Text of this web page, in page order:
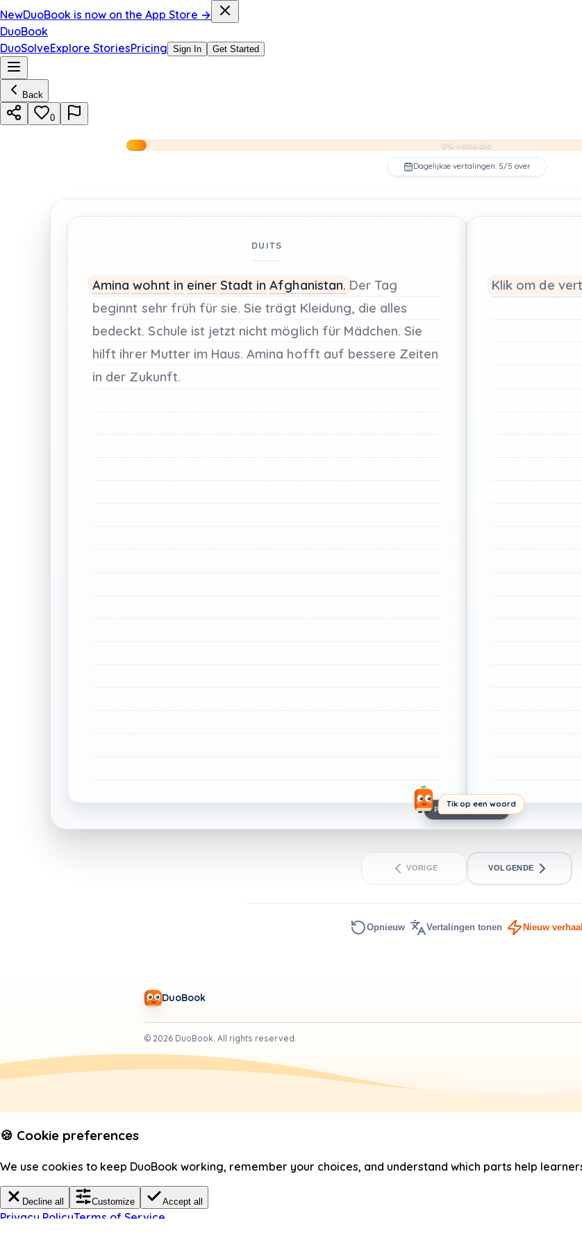
NewDuoBook is now on the App Store →
DuoBook
DuoSolveExplore StoriesPricing Sign In Get Started
Back
0
0% voltooid
Dagelijkse vertalingen: 5/5 over
Tik op een woord
DUITS
Amina wohnt in einer Stadt in Afghanistan. Der Tag
beginnt sehr früh für sie. Sie trägt Kleidung, die alles
bedeckt. Schule ist jetzt nicht möglich für Mädchen. Sie
hilft ihrer Mutter im Haus. Amina hofft auf bessere Zeiten
in der Zukunft.
Klik om de
PAGINA 1 VAN 1
VORIGE VOLGENDE
Opnieuw Vertalingen tonen Nieuw verhaal
DuoBook
© 2026 DuoBook. All rights reserved.
🍪 Cookie preferences
We use cookies to keep DuoBook working, remember your choices, and understand which parts help
Decline all Customize Accept all
Privacy PolicyTerms of Service